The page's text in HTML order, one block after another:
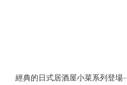
經典的日式居酒屋小菜系列登場~